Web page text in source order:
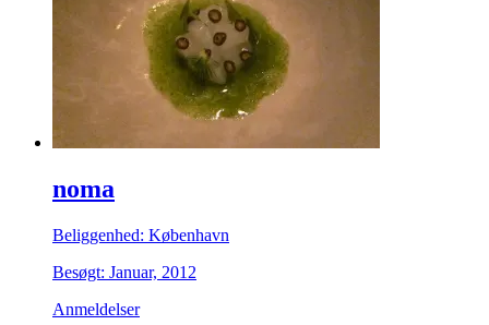
noma
Beliggenhed: København
Besøgt: Januar, 2012
Anmeldelser